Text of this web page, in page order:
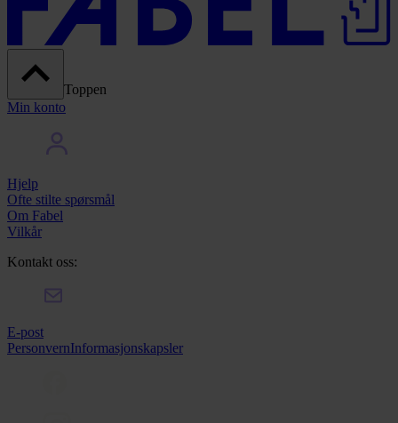
Toppen
Min konto
Hjelp
Ofte stilte spørsmål
Om Fabel
Vilkår
Kontakt oss:
E-post
PersonvernInformasjonskapsler